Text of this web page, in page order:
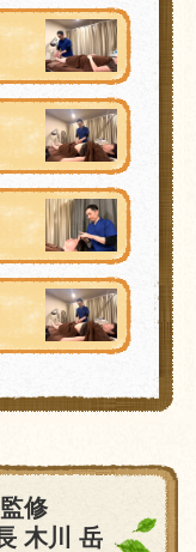
修
木川 岳